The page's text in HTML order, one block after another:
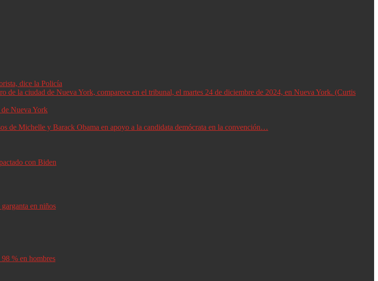
dice la Policía
de Nueva York
de Michelle y Barack Obama en apoyo a la candidata demócrata en la convención…
con Biden
en niños
% en hombres